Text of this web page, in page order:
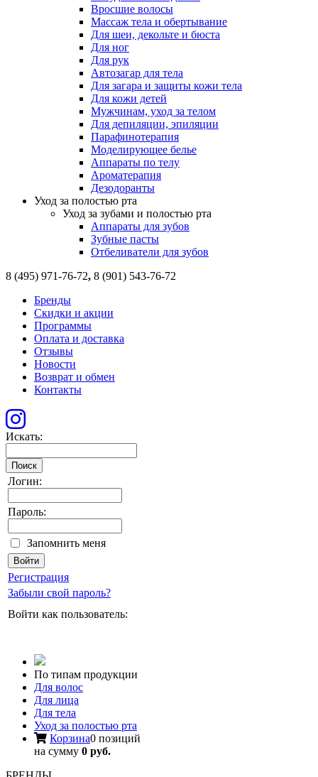
Вросшие волосы
Массаж тела и обертывание
Для шеи, декольте и бюста
Для ног
Для рук
Автозагар для тела
Для загара и защиты кожи тела
Для кожи детей
Мужчинам, уход за телом
Для депиляции, эпиляции
Парафинотерапия
Моделирующее белье
Аппараты по телу
Ароматерапия
Дезодоранты
Уход за полостью рта
Уход за зубами и полостью рта
Аппараты для зубов
Зубные пасты
Отбеливатели для зубов
8 (495) 971-76-72, 8 (901) 543-76-72
Бренды
Скидки и акции
Программы
Оплата и доставка
Отзывы
Новости
Возврат и обмен
Контакты
Искать:
Поиск
Логин:
Пароль:
Запомнить меня
Регистрация
Забыли свой пароль?
Войти как пользователь:
По типам продукции
Для волос
Для лица
Для тела
Уход за полостью рта
Корзина0 позиций
на сумму 0 руб.